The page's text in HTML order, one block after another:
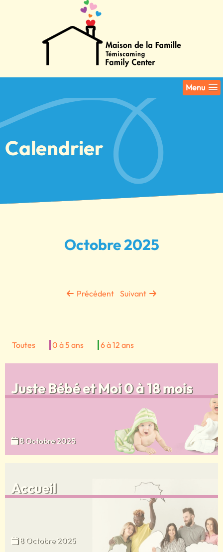
Menu
Calendrier
Octobre 2025
Précédent Suivant
Toutes 0 à 5 ans 6 à 12 ans
Juste Bébé et Moi 0 à 18 mois
8 Octobre 2025
Accueil
8 Octobre 2025